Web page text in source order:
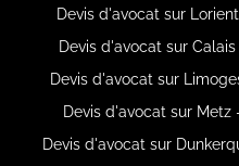
Devis d'avocat sur
Devis d'avocat sur
Devis d'avocat sur
Devis d'avocat sur
Devis d'avocat sur